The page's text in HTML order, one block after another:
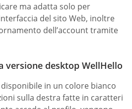
ma adatta solo per
del sito Web, inoltre
dell’account tramite
versione desktop WellHello
in un colore bianco
sulla destra fatte in caratteri